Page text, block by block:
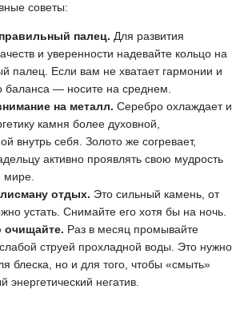
советы:
палец. Для развития
и уверенности надевайте кольцо на
палец. Если вам не хватает гармонии и
баланса — носите на среднем.
на металл. Серебро охлаждает и
камня более духовной,
внутрь себя. Золото же согревает,
активно проявлять свою мудрость
отдых. Это сильный камень, от
устать. Снимайте его хотя бы на ночь.
очищайте. Раз в месяц промывайте
струей прохладной воды. Это нужно
блеска, но и для того, чтобы «смыть»
энергетический негатив.